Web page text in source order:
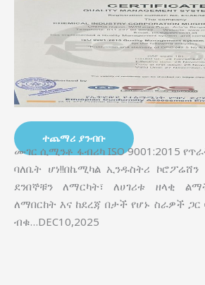
ተጨማሪ ያንብቡ
ሙገር ሲሚንቶ ፋብሪካ ISO 9001:2015
ባለቤት ሆነ!!በኬሚካል ኢንዱስትሪ
ደንበኞቹን ለማርካት፣ ለሀገሪቱ ዘላቂ
ለማበርከት እና ከደረጃ በታች የሆኑ ስራዎች
ብቁ…DEC10,2025